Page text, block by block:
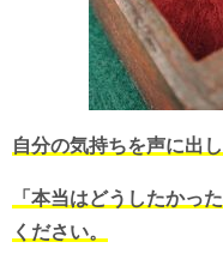
自分の気持ちを声に出し
「本当はどうしたかっ
ください。